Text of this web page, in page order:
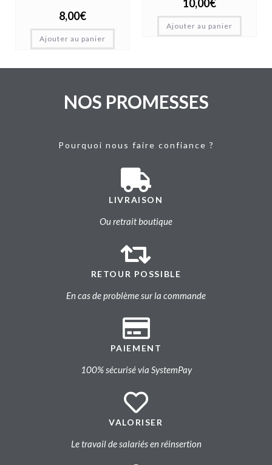
8,00€
Ajouter au panier
10,00€
Ajouter au panier
NOS PROMESSES
Pourquoi nous faire confiance ?
LIVRAISON
Ou retrait boutique
RETOUR POSSIBLE
En cas de problème sur la commande
PAIEMENT
100% sécurisé via SystemPay
VALORISER
Le travail de salariés en réinsertion